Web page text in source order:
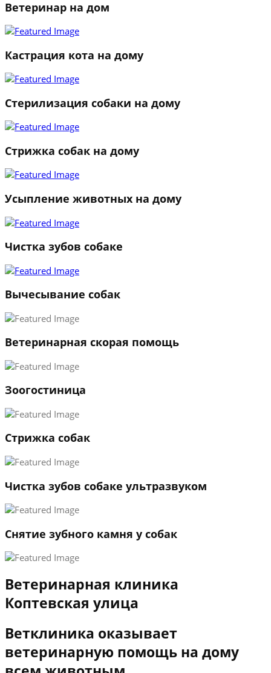
2
→
Ветеринар на дом
Кастрация кота на дому
Стерилизация собаки на дому
Стрижка собак на дому
Усыпление животных на дому
Чистка зубов собаке
Вычесывание собак
Ветеринарная скорая помощь
Зоогостиница
Стрижка собак
Чистка зубов собаке ультразвуком
Снятие зубного камня у собак
Ветеринарная клиника
Коптевская улица
Ветклиника оказывает
ветеринарную помощь на дому